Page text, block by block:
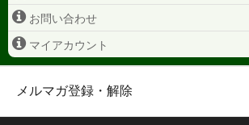
お問い合わせ
マイアカウント
メルマガ登録・解除